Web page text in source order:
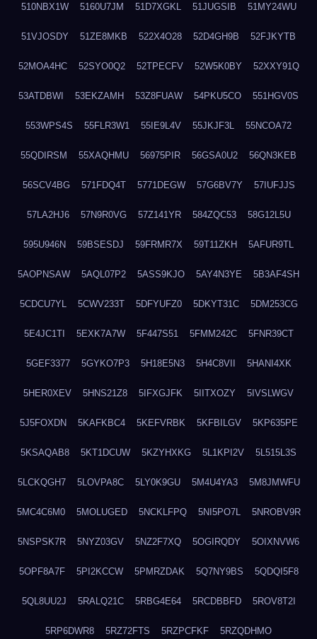
510NBX1W 5160U7JM 51D7XGKL 51JUGSIB 51MY24WU
51VJOSDY 51ZE8MKB 522X4O28 52D4GH9B 52FJKYTB
52MOA4HC 52SYO0Q2 52TPECFV 52W5K0BY 52XXY91Q
53ATDBWI 53EKZAMH 53Z8FUAW 54PKU5CO 551HGV0S
553WPS4S 55FLR3W1 55IE9L4V 55JKJF3L 55NCOA72
55QDIRSM 55XAQHMU 56975PIR 56GSA0U2 56QN3KEB
56SCV4BG 571FDQ4T 5771DEGW 57G6BV7Y 57IUFJJS
57LA2HJ6 57N9R0VG 57Z141YR 584ZQC53 58G12L5U
595U946N 59BSESDJ 59FRMR7X 59T11ZKH 5AFUR9TL
5AOPNSAW 5AQL07P2 5ASS9KJO 5AY4N3YE 5B3AF4SH
5CDCU7YL 5CWV233T 5DFYUFZ0 5DKYT31C 5DM253CG
5E4JC1TI 5EXK7A7W 5F447S51 5FMM242C 5FNR39CT
5GEF3377 5GYKO7P3 5H18E5N3 5H4C8VII 5HANI4XK
5HER0XEV 5HNS21Z8 5IFXGJFK 5IITXOZY 5IVSLWGV
5J5FOXDN 5KAFKBC4 5KEFVRBK 5KFBILGV 5KP635PE
5KSAQAB8 5KT1DCUW 5KZYHXKG 5L1KPI2V 5L515L3S
5LCKQGH7 5LOVPA8C 5LY0K9GU 5M4U4YA3 5M8JMWFU
5MC4C6M0 5MOLUGED 5NCKLFPQ 5NI5PO7L 5NROBV9R
5NSPSK7R 5NYZ03GV 5NZ2F7XQ 5OGIRQDY 5OIXNVW6
5OPF8A7F 5PI2KCCW 5PMRZDAK 5Q7NY9BS 5QDQI5F8
5QL8UU2J 5RALQ21C 5RBG4E64 5RCDBBFD 5ROV8T2I
5RP6DWR8 5RZ72FTS 5RZPCFKF 5RZQDHMO